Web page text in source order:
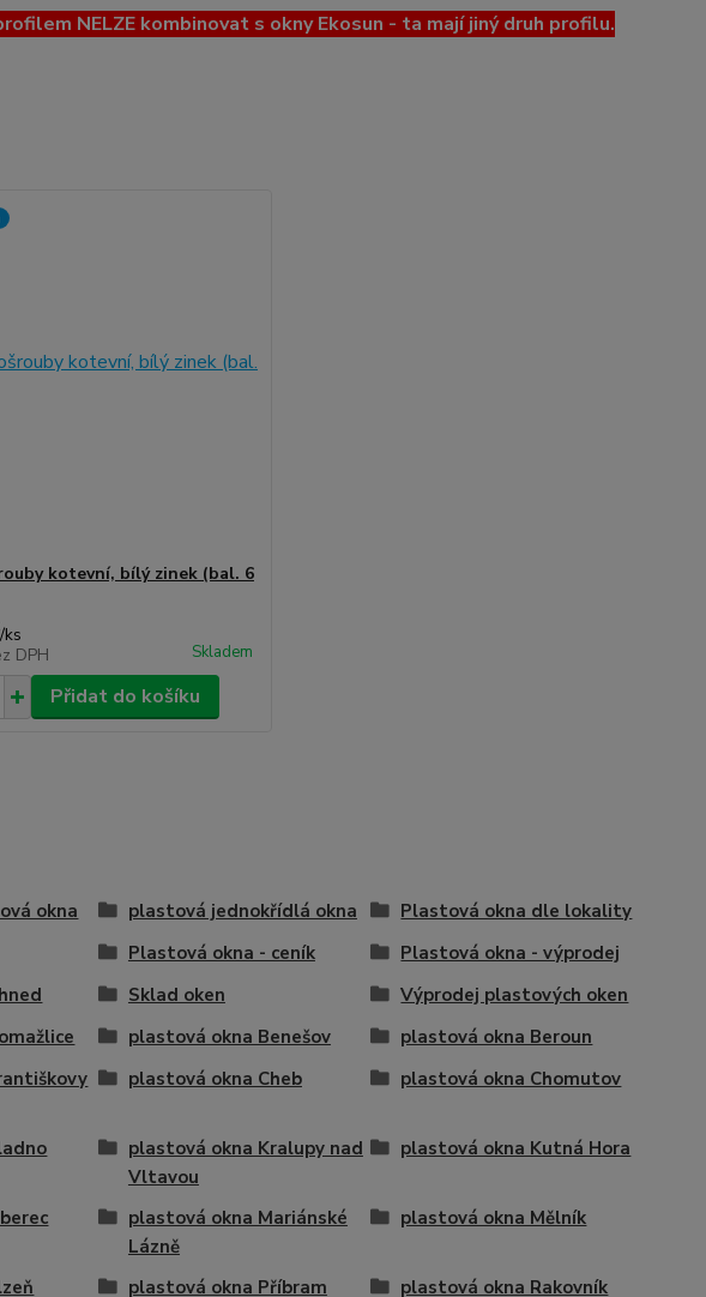
NELZE kombinovat s okny Ekosun - ta mají jiný druh profilu.
kotevní, bílý zinek (bal. 6
/ks
DPH Skladem
Přidat do košíku
okna plastová jednokřídlá okna
Plastová okna dle lokality
Plastová okna - ceník
Plastová okna - výprodej
Sklad oken
Výprodej plastových oken
plastová okna Benešov
plastová okna Beroun
plastová okna Cheb plastová okna Chomutov
plastová okna Kralupy nad
Vltavou
plastová okna Kutná Hora
plastová okna Mariánské
Lázně
plastová okna Mělník
plastová okna Příbram plastová okna Rakovník